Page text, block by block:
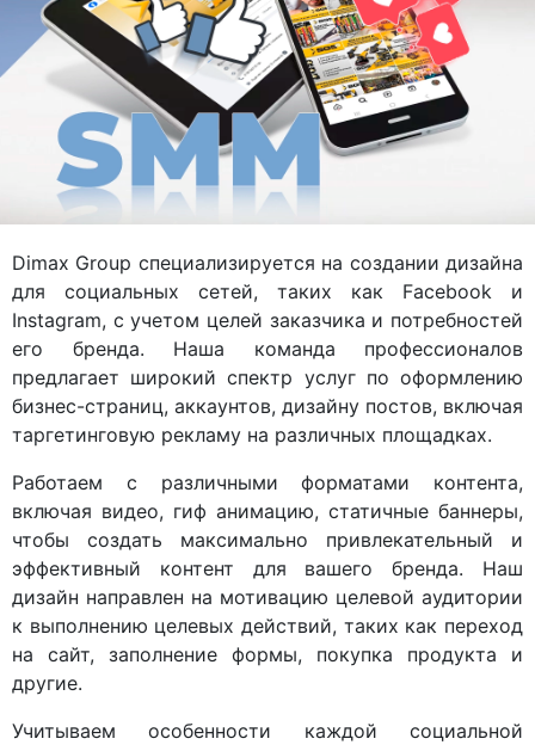
Dimax Group специализируется на создании дизайна
для социальных сетей, таких как Facebook и
Instagram, с учетом целей заказчика и потребностей
его бренда. Наша команда профессионалов
предлагает широкий спектр услуг по оформлению
бизнес-страниц, аккаунтов, дизайну постов, включая
таргетинговую рекламу на различных площадках.
Работаем с различными форматами контента,
включая видео, гиф анимацию, статичные баннеры,
чтобы создать максимально привлекательный и
эффективный контент для вашего бренда. Наш
дизайн направлен на мотивацию целевой аудитории
к выполнению целевых действий, таких как переход
на сайт, заполнение формы, покупка продукта и
другие.
Учитываем особенности каждой социальной